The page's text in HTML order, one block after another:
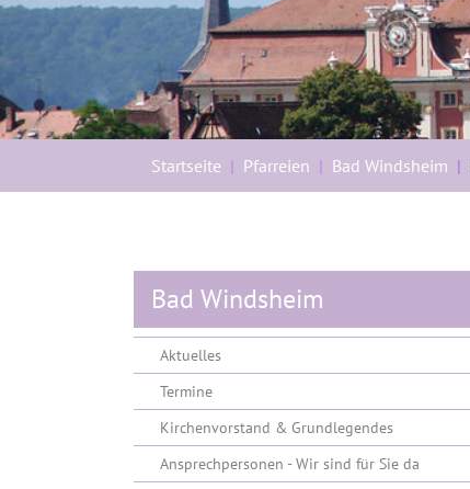
Startseite Pfarreien Bad Windsheim
Bad Windsheim
Aktuelles
Termine
Kirchenvorstand & Grundlegendes
Ansprechpersonen - Wir sind für Sie da